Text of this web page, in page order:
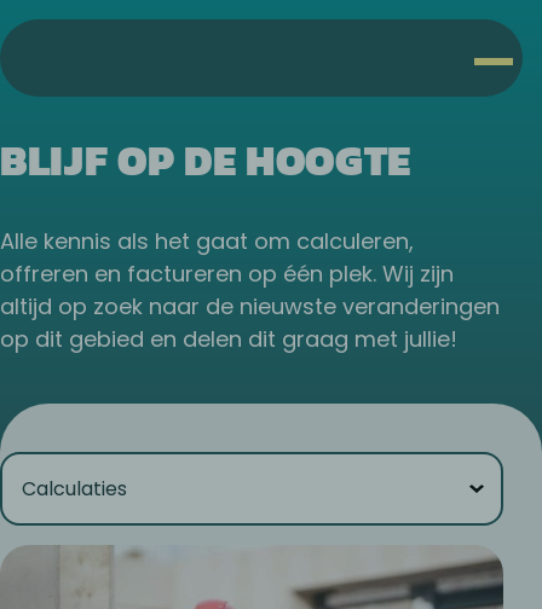
BLIJF OP DE HOOGTE
Alle kennis als het gaat om calculeren,
offreren en factureren op één plek. Wij zijn
altijd op zoek naar de nieuwste veranderingen
op dit gebied en delen dit graag met jullie!